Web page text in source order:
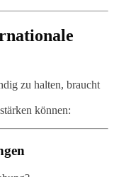
zu halten, braucht
können: